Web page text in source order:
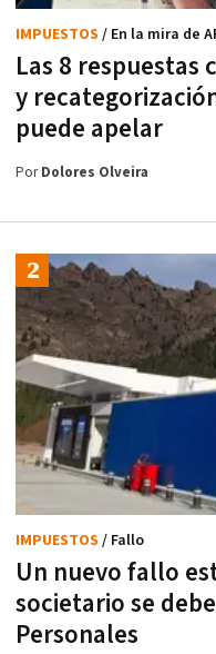
Las 8
y
puede apelar
IMPUESTOS / En la mira de
PorDolores Olveira
Un nuevo fallo
societario se
Personales
IMPUESTOS / Fallo